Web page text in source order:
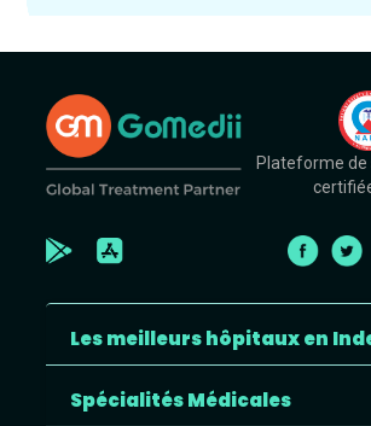
Plateforme de
Les meilleurs hôpitaux en
Spécialités Médicales